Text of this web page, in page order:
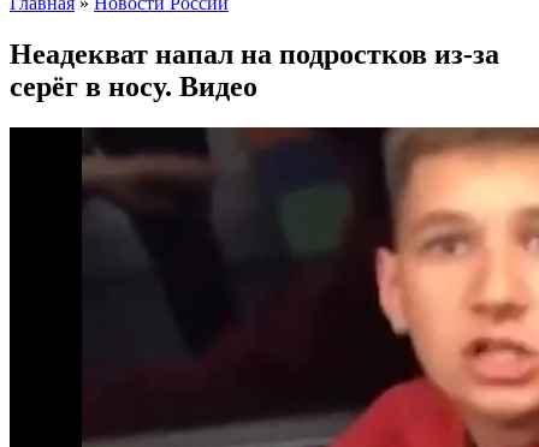
Неадекват напал на подростков из-за
серёг в носу. Видео